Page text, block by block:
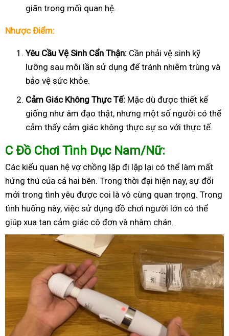
giãn trong mối quan hệ.
Nhược Điểm:
Yêu Cầu Vệ Sinh Cẩn Thận: Cần phải vệ sinh kỹ
lưỡng sau mỗi lần sử dụng để tránh nhiễm trùng và
bảo vệ sức khỏe.
Cảm Giác Không Thực Tế: Mặc dù được thiết kế
giống như âm đạo thật, nhưng một số người có thể
cảm thấy cảm giác không thực sự so với thực tế.
C Đồ Chơi Tình Dục Nam/Nữ:
Các kiểu quan hệ vợ chồng lặp đi lặp lại có thể làm mất
hứng thú của cả hai bên. Trong thời đại hiện nay, sự đổi
mới trong tình yêu được coi là vô cùng quan trọng. Trong
tình huống này, việc sử dụng đồ chơi người lớn có thể
giúp xua tan cảm giác cô đơn và nhàm chán.